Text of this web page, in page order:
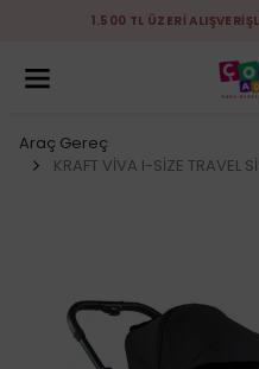
1.500 TL ÜZERİ
Araç Gereç
KRAFT VİVA I-SİZE TRAVEL